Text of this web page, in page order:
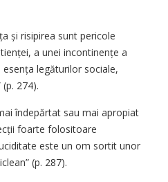
și risipirea sunt pericole
a unei incontinențe a
legăturilor sociale,
274).
îndepărtat sau mai apropiat
foarte folositoare
este un om sortit unor
(p. 287).